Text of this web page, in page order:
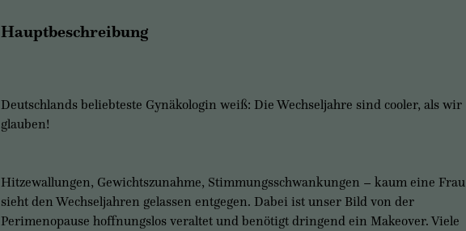
Hauptbeschreibung
Deutschlands beliebteste Gynäkologin weiß: Die Wechseljahre sind cooler, als wir
glauben!
Hitzewallungen, Gewichtszunahme, Stimmungsschwankungen – kaum eine Frau
sieht den Wechseljahren gelassen entgegen. Dabei ist unser Bild von der
Perimenopause hoffnungslos veraltet und benötigt dringend ein Makeover. Viele